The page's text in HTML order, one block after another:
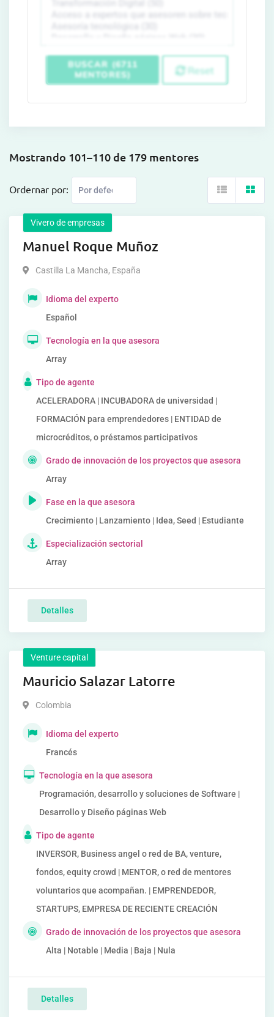
BUSCAR (6711
MENTORES)
Reset
Mostrando 101–110 de 179 mentores
Ordernar por:
Vivero de empresas
Manuel Roque Muñoz
Castilla La Mancha, España
Idioma del experto
Español
Tecnología en la que asesora
Array
Tipo de agente
ACELERADORA | INCUBADORA de universidad |
FORMACIÓN para emprendedores | ENTIDAD de
microcréditos, o préstamos participativos
Grado de innovación de los proyectos que asesora
Array
Fase en la que asesora
Crecimiento | Lanzamiento | Idea, Seed | Estudiante
Especialización sectorial
Array
Detalles
Venture capital
Mauricio Salazar Latorre
Colombia
Idioma del experto
Francés
Tecnología en la que asesora
Programación, desarrollo y soluciones de Software |
Desarrollo y Diseño páginas Web
Tipo de agente
INVERSOR, Business angel o red de BA, venture,
fondos, equity crowd | MENTOR, o red de mentores
voluntarios que acompañan. | EMPRENDEDOR,
STARTUPS, EMPRESA DE RECIENTE CREACIÓN
Grado de innovación de los proyectos que asesora
Alta | Notable | Media | Baja | Nula
Detalles